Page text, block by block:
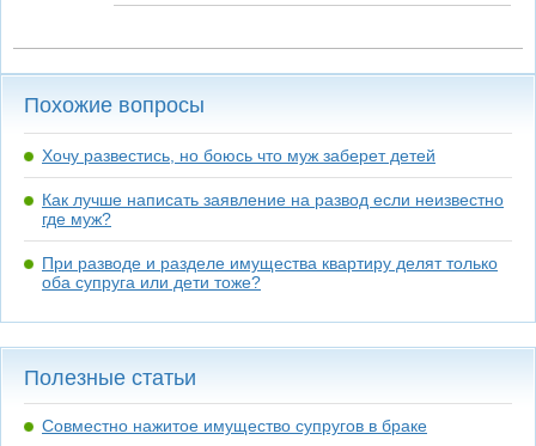
Похожие вопросы
Хочу развестись, но боюсь что муж заберет детей
Как лучше написать заявление на развод если неизвестно
где муж?
При разводе и разделе имущества квартиру делят только
оба супруга или дети тоже?
Полезные статьи
Совместно нажитое имущество супругов в браке